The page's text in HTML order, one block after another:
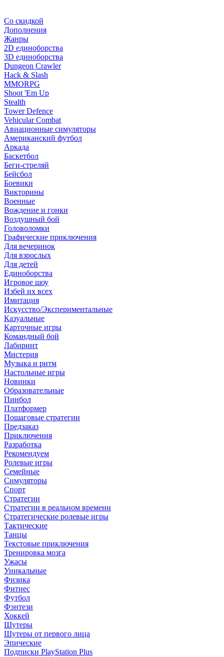
Со скидкой
Дополнения
Жанры
2D единоборства
3D единоборства
Dungeon Crawler
Hack & Slash
MMORPG
Shoot 'Em Up
Stealth
Tower Defence
Vehicular Combat
Авиационные симуляторы
Американский футбол
Аркада
Баскетбол
Беги-стреляй
Бейсбол
Боевики
Викторины
Военные
Вождение и гонки
Воздушный бой
Головоломки
Графические приключения
Для вечеринок
Для взрослых
Для детей
Единоборства
Игровое шоу
Избей их всех
Имитация
Искусство/Экспериментальные
Казуальные
Карточные игры
Командный бой
Лабиринт
Мистерия
Музыка и ритм
Настольные игры
Новинки
Образовательные
Пинбол
Платформер
Пошаговые стратегии
Предзаказ
Приключения
Разработка
Рекомендуем
Ролевые игры
Семейные
Симуляторы
Спорт
Стратегии
Стратегии в реальном времени
Стратегические ролевые игры
Тактические
Танцы
Текстовые приключения
Тренировка мозга
Ужасы
Уникальные
Физика
Фитнес
Футбол
Фэнтези
Хоккей
Шутеры
Шутеры от первого лица
Эпические
Подписки PlayStation Plus